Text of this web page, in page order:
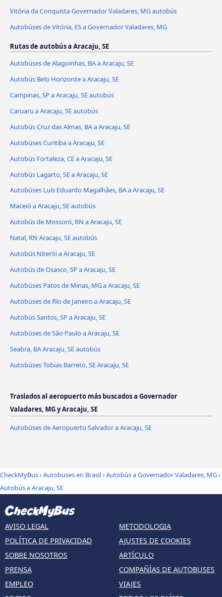
Vitória da Conquista Governador Valadares, MG autobús
Autobúses de Vitória, ES a Governador Valadares, MG
Rutas de autobús a Aracaju, SE
Autobúses de Alagoinhas, BA a Aracaju, SE
Autobús Belo Horizonte a Aracaju, SE
Campinas, SP a Aracaju, SE autobús
Caruaru a Aracaju, SE autobús
Autobús Cruz das Almas, BA a Aracaju, SE
Autobúses Curitiba a Aracaju, SE
Autobús Fortaleza, CE a Aracaju, SE
Autobús Lagarto, SE a Aracaju, SE
Autobúses Luís Eduardo Magalhães, BA a Aracaju, SE
Maceió a Aracaju, SE autobús
Autobús de Mossoró, RN a Aracaju, SE
Natal, RN Aracaju, SE autobús
Autobús Niterói a Aracaju, SE
Autobús de Osasco, SP a Aracaju, SE
Autobúses Patos de Minas, MG a Aracaju, SE
Autobúses de Río de Janeiro a Aracaju, SE
Autobús Santos, SP a Aracaju, SE
Autobúses de São Paulo a Aracaju, SE
Seabra, BA Aracaju, SE autobús
Autobúses Tobias Barreto, SE Aracaju, SE
Traslados al aeropuerto más buscados a Governador
Valadares, MG y Aracaju, SE
Autobúses de Aeropuerto Salvador a Aracaju, SE
CheckMyBus›Autobuses en Brasil›Autobús a Governador Valadares, MG›
Autobús a Aracaju, SE
AVISO LEGAL
POLÍTICA DE PRIVACIDAD
SOBRE NOSOTROS
PRENSA
EMPLEO
METODOLOGIA
AJUSTES DE COOKIES
ARTÍCULO
COMPAÑÍAS DE AUTOBUSES
VIAJES